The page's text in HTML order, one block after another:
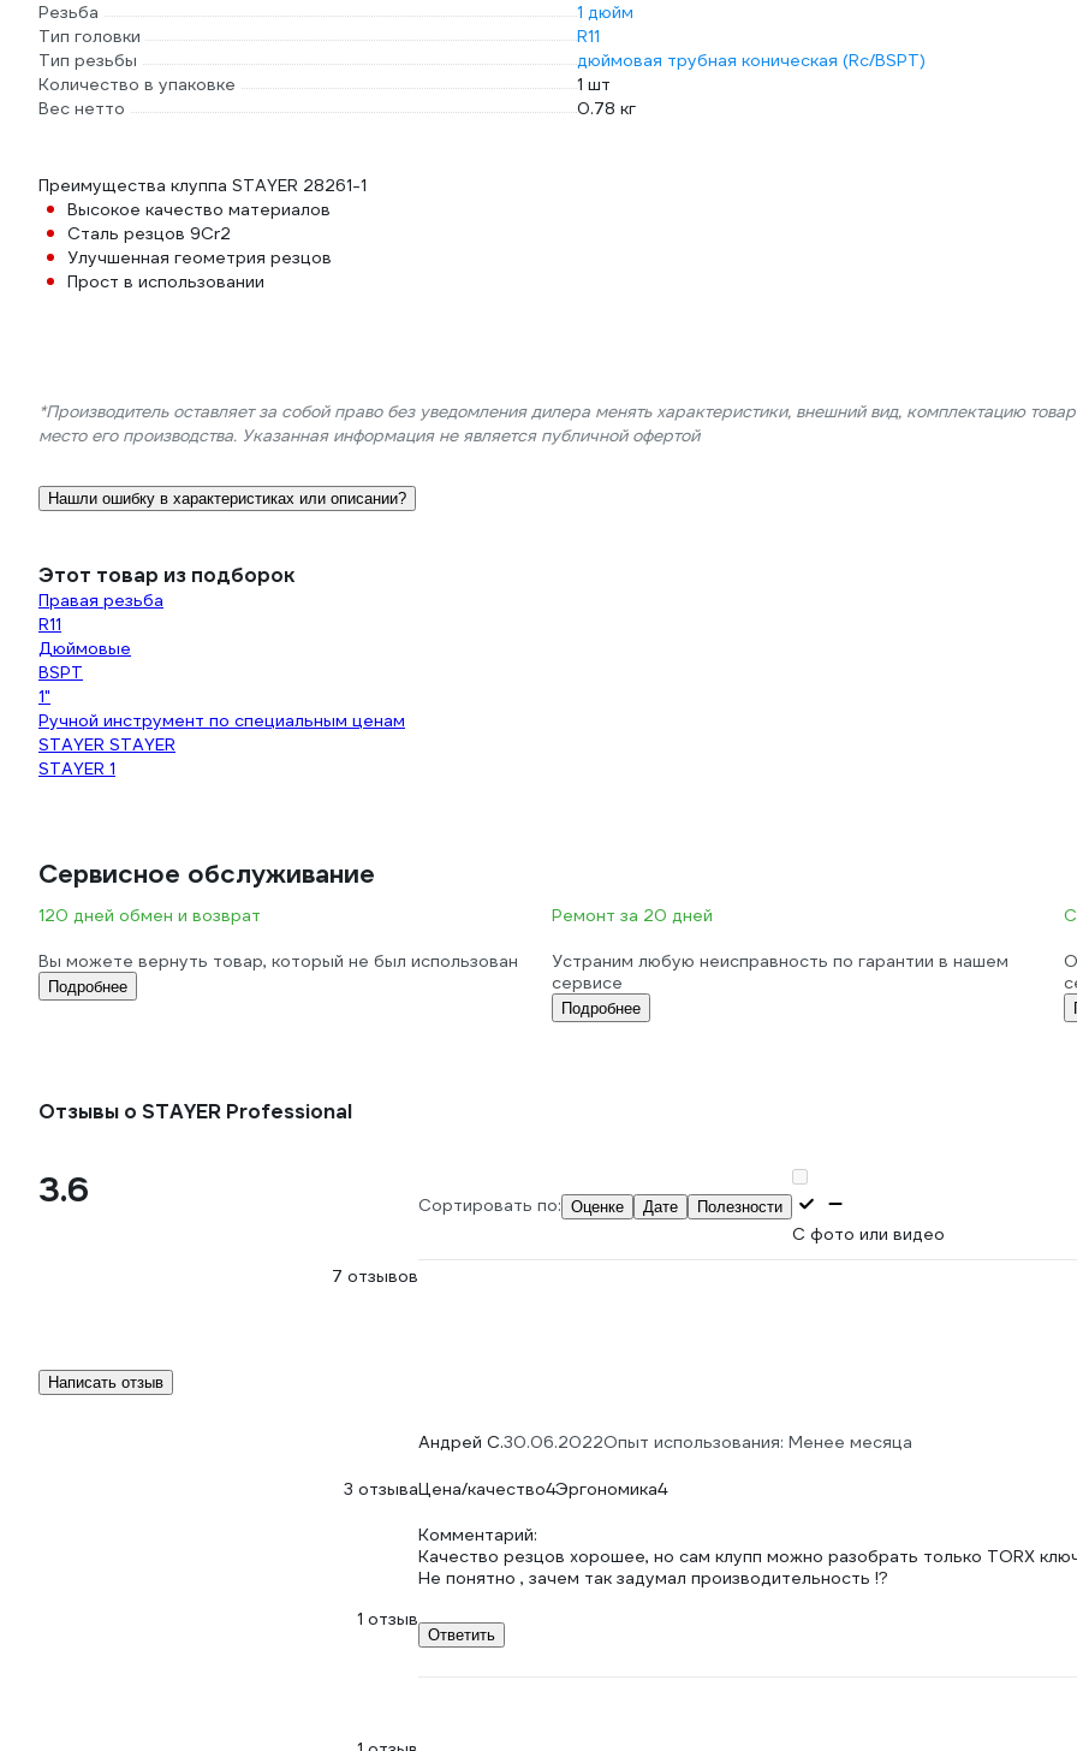
Резьба
1 дюйм
Тип головки
R11
Тип резьбы
дюймовая трубная коническая (Rc/BSPT)
Количество в упаковке
1 шт
Вес нетто
0.78 кг
Преимущества клуппа STAYER 28261-1
Высокое качество материалов
Сталь резцов 9Cr2
Улучшенная геометрия резцов
Прост в использовании
*Производитель оставляет за собой право без уведомления дилера менять характеристики, внешний вид, комплектацию
место его производства. Указанная информация не является публичной офертой
Нашли ошибку в характеристиках или описании?
Этот товар из подборок
Правая резьба
R11
Дюймовые
BSPT
1"
Ручной инструмент по специальным ценам
STAYER STAYER
STAYER 1
Сервисное обслуживание
120 дней обмен и возврат
Вы можете вернуть товар, который не был использован
Подробнее
Ремонт за 20 дней
Устраним любую неисправность по гарантии в нашем
сервисе
Подробнее
Отзывы о STAYER Professional
3.6
7 отзывов
Написать отзыв
3 отзыва
1 отзыв
Сортировать по: Оценке Дате Полезности
С фото или видео
Андрей С.30.06.2022Опыт использования: Менее месяца
Цена/качество4Эргономика4
Комментарий:
Качество резцов хорошее, но сам клупп можно разобрать только TORX
Не понятно , зачем так задумал производительность !?
Ответить